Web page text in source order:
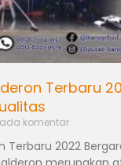
Terbaru
komentar
Terbaru 2022